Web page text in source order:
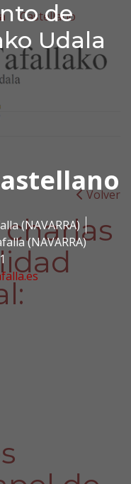
de
Udala
(NAVARRA)
(NAVARRA)
de
Castellano
Volver
charlas